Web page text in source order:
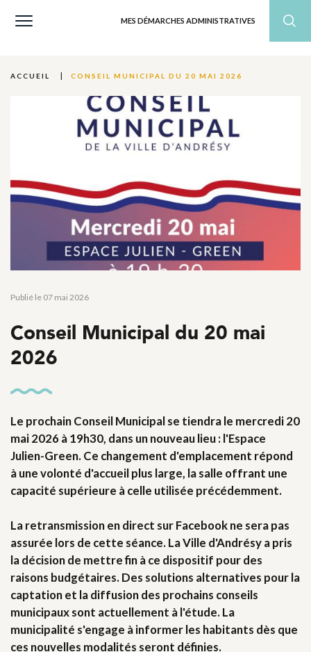
MES DÉMARCHES ADMINISTRATIVES
ACCUEIL CONSEIL MUNICIPAL DU 20 MAI 2026
Publié le 07 mai 2026
Conseil Municipal du 20 mai
2026
Le prochain Conseil Municipal se tiendra le mercredi 20
mai 2026 à 19h30, dans un nouveau lieu : l'Espace
Julien-Green. Ce changement d'emplacement répond
à une volonté d'accueil plus large, la salle offrant une
capacité supérieure à celle utilisée précédemment.
La retransmission en direct sur Facebook ne sera pas
assurée lors de cette séance. La Ville d'Andrésy a pris
la décision de mettre fin à ce dispositif pour des
raisons budgétaires. Des solutions alternatives pour la
captation et la diffusion des prochains conseils
municipaux sont actuellement à l'étude. La
municipalité s'engage à informer les habitants dès que
ces nouvelles modalités seront définies.